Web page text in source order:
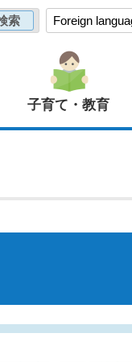
Foreign
子育て・教育